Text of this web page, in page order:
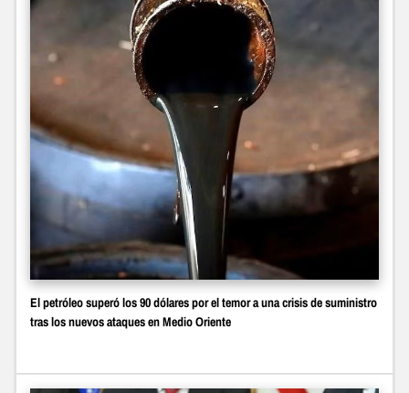
El petróleo superó los 90 dólares por el temor a una crisis de suministro
tras los nuevos ataques en Medio Oriente